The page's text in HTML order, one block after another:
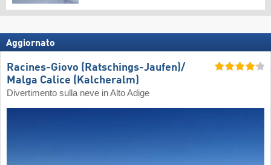
Aggiornato
Racines-Giovo (Ratschings-Jaufen)/​
Malga Calice (Kalcheralm)
Divertimento sulla neve in Alto Adige